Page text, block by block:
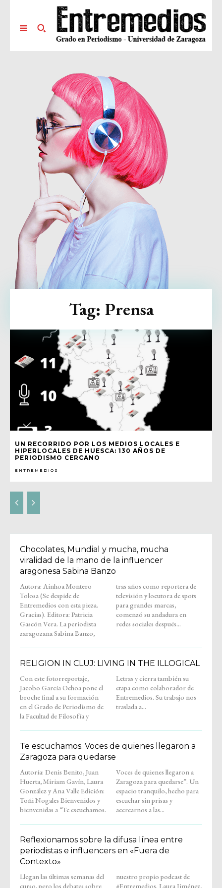
UN RECORRIDO POR LOS MEDIOS LOCALES E
HIPERLOCALES DE HUESCA: 130 AÑOS DE
PERIODISMO CERCANO
ENTREMEDIOS
Tag: Prensa
Chocolates, Mundial y mucha, mucha
viralidad de la mano de la influencer
aragonesa Sabina Banzo
Autora: Ainhoa Montero
Tolosa (Se despide de
Entremedios con esta pieza.
Gracias). Editora: Patricia
Gascón Vera. La periodista
zaragozana Sabina Banzo,
tras años como reportera de
televisión y locutora de spots
para grandes marcas,
comenzó su andadura en
redes sociales después...
RELIGION IN CLUJ: LIVING IN THE ILLOGICAL
Con este fotorreportaje,
Jacobo García Ochoa pone el
broche final a su formación
en el Grado de Periodismo de
la Facultad de Filosofía y
Letras y cierra también su
etapa como colaborador de
Entremedios. Su trabajo nos
traslada a...
Te escuchamos. Voces de quienes llegaron a
Zaragoza para quedarse
Autoría: Denis Benito, Juan
Huerta, Miriam Gavín, Laura
González y Ana Valle Edición:
Toñi Nogales Bienvenidos y
bienvenidas a “Te escuchamos.
Voces de quienes llegaron a
Zaragoza para quedarse”. Un
espacio tranquilo, hecho para
escuchar sin prisas y
acercarnos a las...
Reflexionamos sobre la difusa línea entre
periodistas e influencers en «Fuera de
Contexto»
Llegan las últimas semanas del
curso, pero los debates sobre
nuestro propio podcast de
#Entremedios. Laura Jiménez,